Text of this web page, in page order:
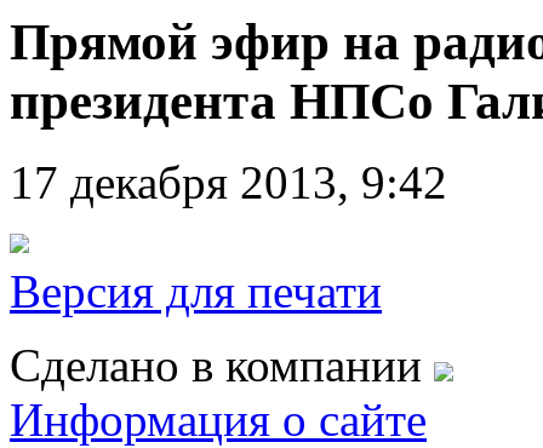
Прямой эфир на
президента НПСо
17 декабря 2013, 9:42
Версия для печати
Сделано в компании
Информация о сайте